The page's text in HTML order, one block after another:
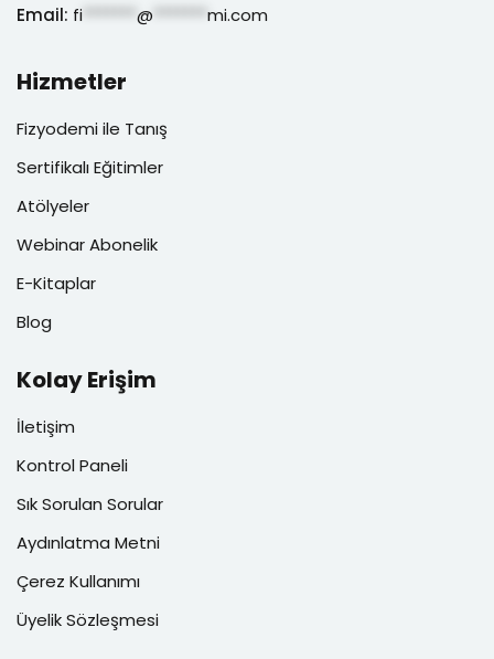
Email: fi ******* @ ******* mi.com
Hizmetler
Fizyodemi ile Tanış
Sertifikalı Eğitimler
Atölyeler
Webinar Abonelik
E-Kitaplar
Blog
Kolay Erişim
İletişim
Kontrol Paneli
Sık Sorulan Sorular
Aydınlatma Metni
Çerez Kullanımı
Üyelik Sözleşmesi